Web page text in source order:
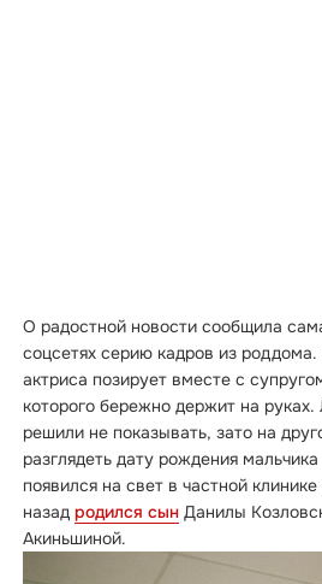
О радостной новости сообщила
соцсетях серию кадров из
актриса позирует вместе с
которого бережно держит на
решили не показывать, зато на
разглядеть дату рождения
появился на свет в частной
назадродился сын Данилы
Акиньшиной.